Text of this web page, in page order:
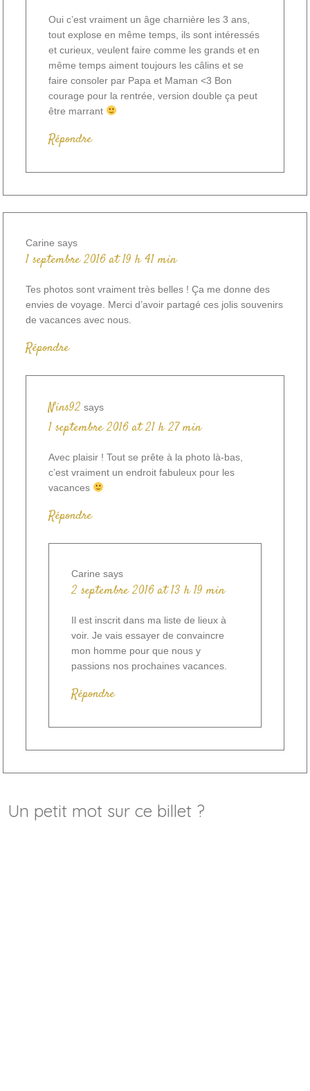
Oui c’est vraiment un âge charnière les 3 ans,
tout explose en même temps, ils sont intéressés
et curieux, veulent faire comme les grands et en
même temps aiment toujours les câlins et se
faire consoler par Papa et Maman <3 Bon
courage pour la rentrée, version double ça peut
être marrant
Répondre
Carine says
1 septembre 2016 at 19 h 41 min
Tes photos sont vraiment très belles ! Ça me donne des
envies de voyage. Merci d’avoir partagé ces jolis souvenirs
de vacances avec nous.
Répondre
Nins92 says
1 septembre 2016 at 21 h 27 min
Avec plaisir ! Tout se prête à la photo là-bas,
c’est vraiment un endroit fabuleux pour les
vacances
Répondre
Carine says
2 septembre 2016 at 13 h 19 min
Il est inscrit dans ma liste de lieux à
voir. Je vais essayer de convaincre
mon homme pour que nous y
passions nos prochaines vacances.
Répondre
Un petit mot sur ce billet ?